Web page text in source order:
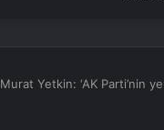
Murat Yetkin: ‘AK Parti’nin